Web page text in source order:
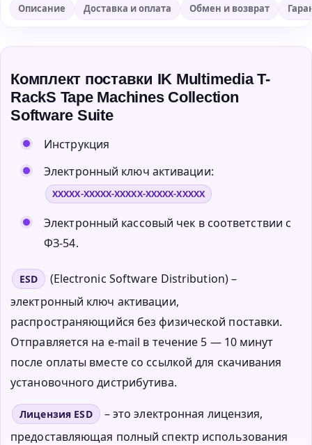
Описание Доставка и оплата Обмен и возврат
Комплект поставки IK Multimedia T-
RackS Tape Machines Collection
Software Suite
Инструкция
Электронный ключ активации:
XXXXX-XXXXX-XXXXX-XXXXX-XXXXX
Электронный кассовый чек в соответствии с
ФЗ-54.
ESD
(Electronic Software Distribution) –
электронный ключ активации,
распространяющийся без физической поставки.
Отправляется на e-mail в течение 5 — 10 минут
после оплаты вместе со ссылкой для скачивания
установочного дистрибутива.
Лицензия ESD
– это электронная лицензия,
предоставляющая полный спектр использования